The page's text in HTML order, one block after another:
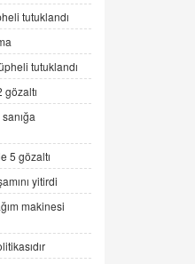
Etse...
tutuklandı
tutuklandı
5 gözaltı
yitirdi
makinesi